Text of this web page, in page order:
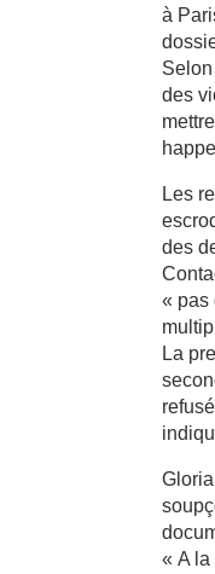
à
des
Les
des
« pas
La
« A